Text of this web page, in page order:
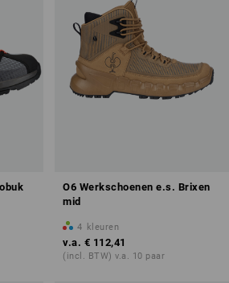
O6 Werkschoenen e.s. Brixen
mid
4 kleuren
v.a. € 112,41
(incl. BTW) v.a. 10 paar